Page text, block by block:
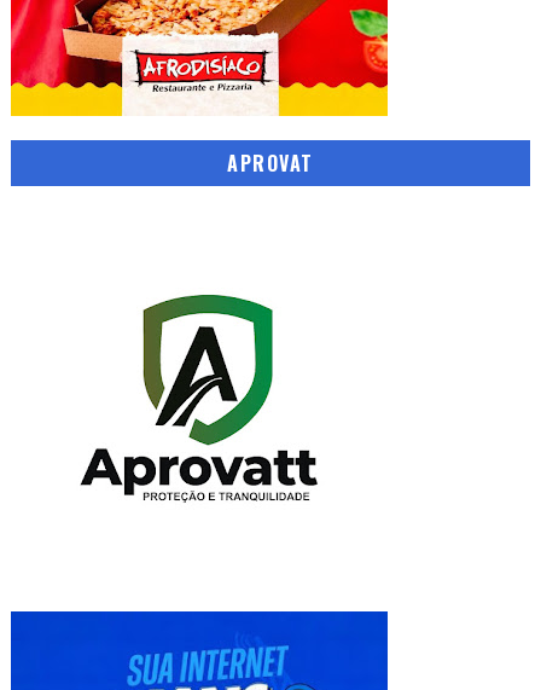
APROVAT